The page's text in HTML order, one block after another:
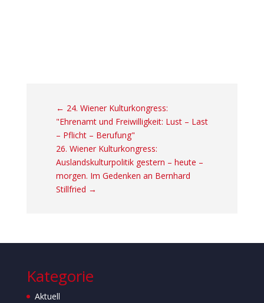
← 24. Wiener Kulturkongress:
"Ehrenamt und Freiwilligkeit: Lust – Last
– Pflicht – Berufung"
26. Wiener Kulturkongress:
Auslandskulturpolitik gestern – heute –
morgen. Im Gedenken an Bernhard
Stillfried →
Kategorie
Aktuell